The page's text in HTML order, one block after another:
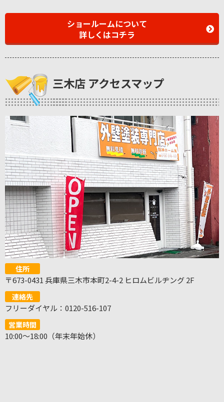
ショールームについて
詳しくはコチラ
三木店 アクセスマップ
住所
〒673-0431 兵庫県三木市本町2-4-2 ヒロムビルヂング 2F
連絡先
フリーダイヤル：0120-516-107
営業時間
10:00～18:00（年末年始休）